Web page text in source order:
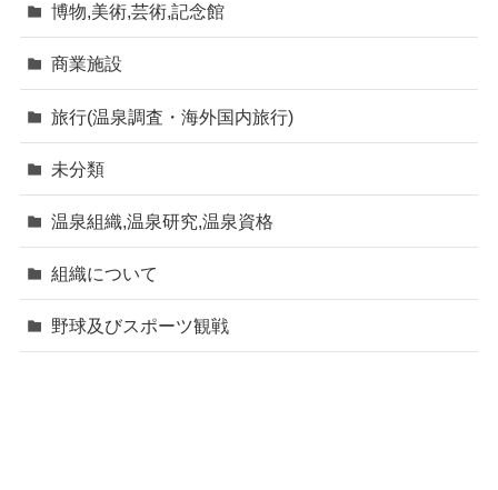
博物,美術,芸術,記念館
商業施設
旅行(温泉調査・海外国内旅行)
未分類
温泉組織,温泉研究,温泉資格
組織について
野球及びスポーツ観戦